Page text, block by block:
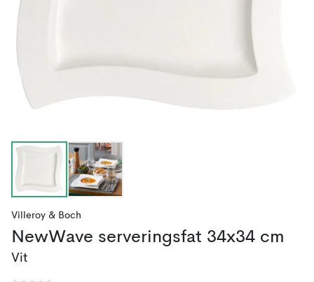
Villeroy & Boch
NewWave serveringsfat 34x34 cm
Vit